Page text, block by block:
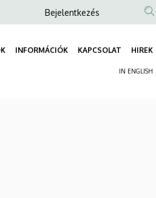
Anonim
fiók
Bejelentkezés
INFORMÁCIÓK KAPCSOLAT HIREK
IN ENGLISH